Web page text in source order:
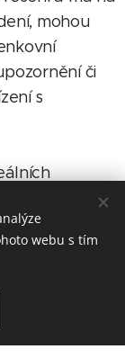
mohou
či
s
několika
je mnoho
omezit.
zejména
webu s tím